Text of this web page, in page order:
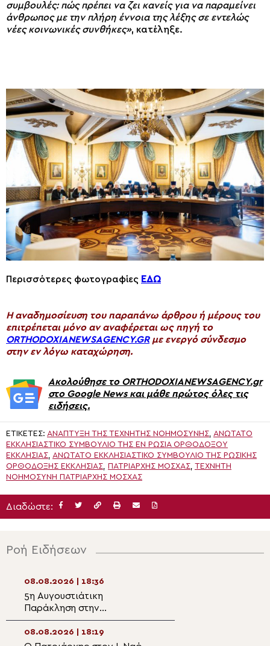
συμβουλές: πώς πρέπει να ζει κανείς για να παραμείνει
άνθρωπος με την πλήρη έννοια της λέξης σε εντελώς
νέες κοινωνικές συνθήκες», κατέληξε.
Περισσότερες φωτογραφίες ΕΔΩ
H αναδημοσίευση του παραπάνω άρθρου ή μέρους του
επιτρέπεται μόνο αν αναφέρεται ως πηγή το
ORTHODOXIANEWSAGENCY.GRμε ενεργό σύνδεσμο
στην εν λόγω καταχώρηση.
Ακολούθησε το ORTHODOXIANEWSAGENCY.gr
στο Google News και μάθε πρώτος όλες τις
ειδήσεις.
ΕΤΙΚΈΤΕΣ: ΑΝΆΠΤΥΞΗ ΤΗΣ ΤΕΧΝΗΤΉΣ ΝΟΗΜΟΣΎΝΗΣ, ΑΝΏΤΑΤΟ
ΕΚΚΛΗΣΙΑΣΤΙΚΌ ΣΥΜΒΟΎΛΙΟ ΤΗΣ ΕΝ ΡΩΣΊΑ ΟΡΘΟΔΌΞΟΥ
ΕΚΚΛΗΣΊΑΣ, ΑΝΏΤΑΤΟ ΕΚΚΛΗΣΙΑΣΤΙΚΌ ΣΥΜΒΟΎΛΙΟ ΤΗΣ ΡΩΣΙΚΉΣ
ΟΡΘΌΔΟΞΗΣ ΕΚΚΛΗΣΊΑΣ, ΠΑΤΡΙΑΡΧΗΣ ΜΟΣΧΑΣ, ΤΕΧΝΗΤΉ
ΝΟΗΜΟΣΎΝΗ ΠΑΤΡΙΆΡΧΗΣ ΜΌΣΧΑΣ
Διαδώστε:
Ροή Ειδήσεων
08.08.2026 | 18:36
5η Αυγουστιάτικη
Παράκληση στην
Ευξεινούπολη
08.08.2026 | 18:19